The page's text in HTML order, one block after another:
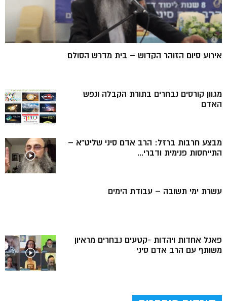
אירוע סיום הזוהר הקדוש – בית מדרש הסולם
מגוון קורסים נבחרים בתורת הקבלה ונפש
האדם
מבצע חרבות ברזל: הרב אדם סיני שליט”א –
התייחסות פנימית ודברי...
עשרת ימי תשובה – עבודת הימים
פאנל אחדות ויהדות -קטעים נבחרים מראיון
משותף עם הרב אדם סיני